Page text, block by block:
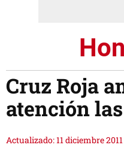
Cruz Roja
atención
Actualizado: 11 diciembre 2011